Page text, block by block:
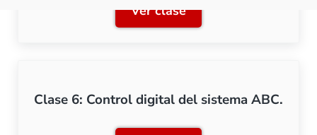
Ver claseClase 5: Trenes lanzadera
Clase 6: Control digital del sistema ABC.